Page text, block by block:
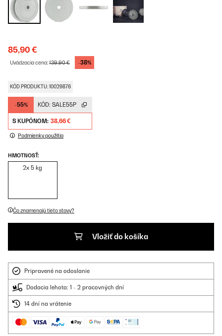
85,90 €
Uvádzacia cena:139,90 € -38%
KÓD PRODUKTU: 10029876
-55% KÓD: SALE55P
S KUPÓNOM: 38,66 €
Podmienky použitia
HMOTNOSŤ:
2x 5 kg
Čo znamenajú tieto stavy?
Vložiť do košíka
Pripravené na odoslanie
Dodacia lehota: 1 - 2 pracovných dní
14 dní na vrátenie